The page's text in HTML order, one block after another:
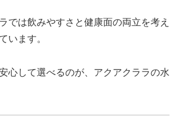
では飲みやすさと健康面の両立を考え
います。
心して選べるのが、アクアクララの水